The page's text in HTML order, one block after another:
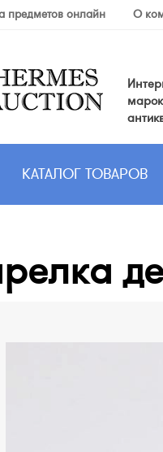
предметов онлайн О
КАТАЛОГ ТОВАРОВ